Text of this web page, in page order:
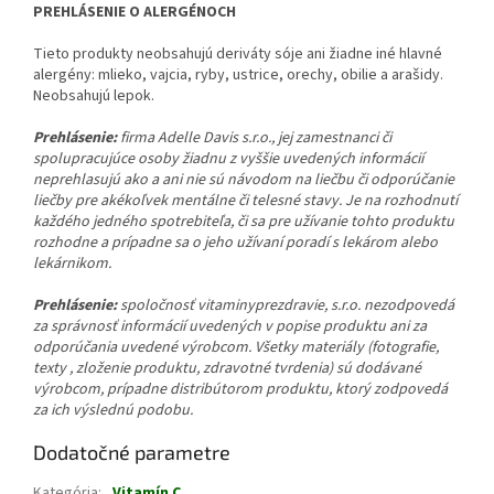
PREHLÁSENIE O ALERGÉNOCH
Tieto produkty neobsahujú deriváty sóje ani žiadne iné hlavné
alergény: mlieko, vajcia, ryby, ustrice, orechy, obilie a arašidy.
Neobsahujú lepok.
Prehlásenie:firma Adelle Davis s.r.o., jej zamestnanci či
spolupracujúce osoby žiadnu z vyššie uvedených informácií
neprehlasujú ako a ani nie sú návodom na liečbu či odporúčanie
liečby pre akékoľvek mentálne či telesné stavy. Je na rozhodnutí
každého jedného spotrebiteľa, či sa pre užívanie tohto produktu
rozhodne a prípadne sa o jeho užívaní poradí s lekárom alebo
lekárnikom.
Prehlásenie:spoločnosť vitaminyprezdravie, s.r.o. nezodpovedá
za správnosť informácií uvedených v popise produktu ani za
odporúčania uvedené výrobcom. Všetky materiály (fotografie,
texty , zloženie produktu, zdravotné tvrdenia) sú dodávané
výrobcom, prípadne distribútorom produktu, ktorý zodpovedá
za ich výslednú podobu.
Dodatočné parametre